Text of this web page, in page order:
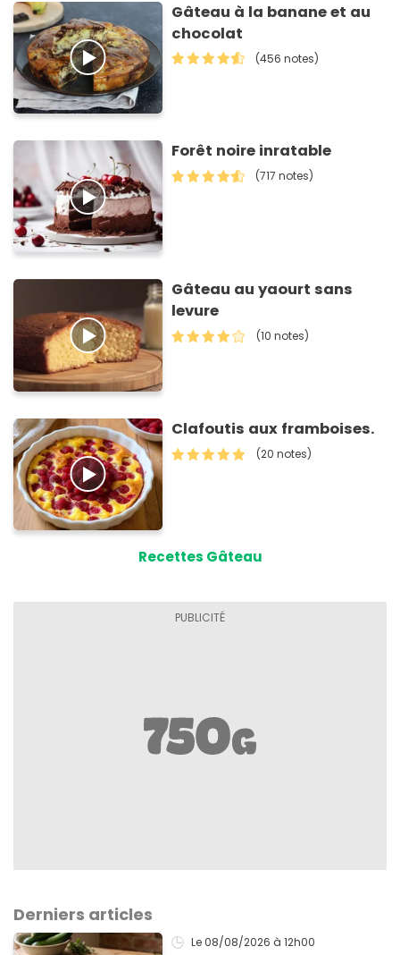
Gâteau à la banane et au
chocolat
(456 notes)
Forêt noire inratable
(717 notes)
Gâteau au yaourt sans
levure
(10 notes)
Clafoutis aux framboises.
(20 notes)
Recettes Gâteau
Derniers articles
Le 08/08/2026 à 12h00